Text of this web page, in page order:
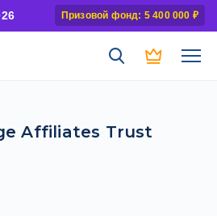
Призовой фонд: 5 400 000 ₽
Affiliates Trust